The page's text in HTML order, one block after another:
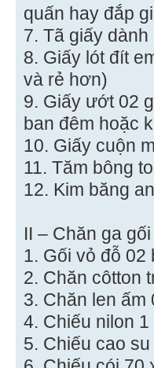
quấn hay đắp
7. Tã giấy
8. Giấy lót đít
và rẻ hơn)
9. Giấy ướt 02
ban đêm hoặc
10. Giấy cuộn
11. Tăm bông
12. Kim băng
II – Chăn ga gối
1. Gối vỏ đỗ 02
2. Chăn côtton
3. Chăn len ấm
4. Chiếu nilon
5. Chiếu cao